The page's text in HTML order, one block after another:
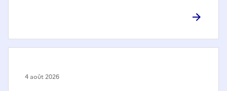
4 août 2026